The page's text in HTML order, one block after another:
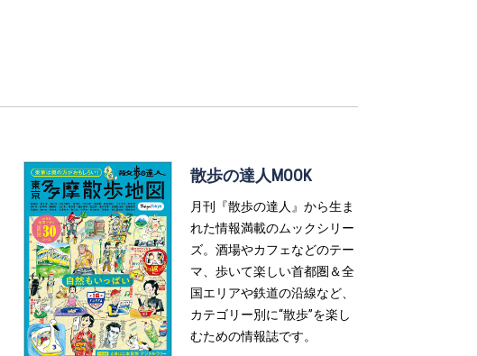
散歩の達人MOOK
月刊『散歩の達人』から生ま
れた情報満載のムックシリー
ズ。酒場やカフェなどのテー
マ、歩いて楽しい首都圏＆全
国エリアや鉄道の沿線など、
カテゴリー別に“散歩”を楽し
むための情報誌です。